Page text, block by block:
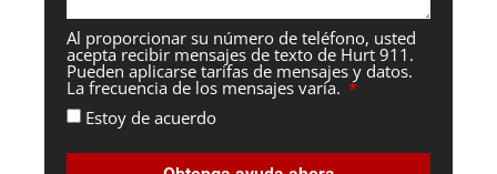
Al proporcionar su número de teléfono, usted
acepta recibir mensajes de texto de Hurt 911.
Pueden aplicarse tarifas de mensajes y datos.
La frecuencia de los mensajes varía.
Estoy de acuerdo